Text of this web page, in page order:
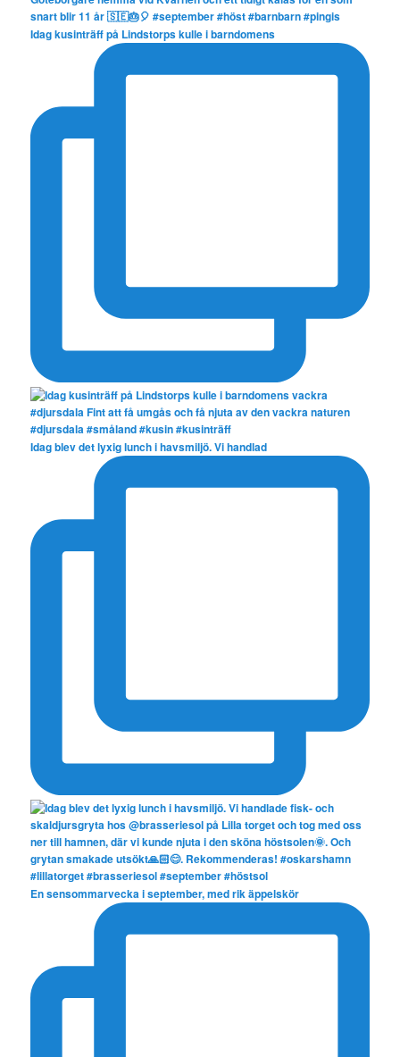
Idag kusinträff på Lindstorps kulle i barndomens
Idag blev det lyxig lunch i havsmiljö. Vi handlad
En sensommarvecka i september, med rik äppelskör